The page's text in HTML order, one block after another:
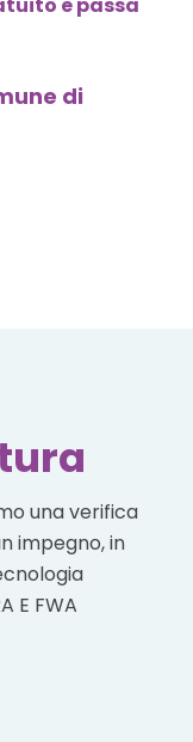
di
una verifica
impegno, in
E FWA